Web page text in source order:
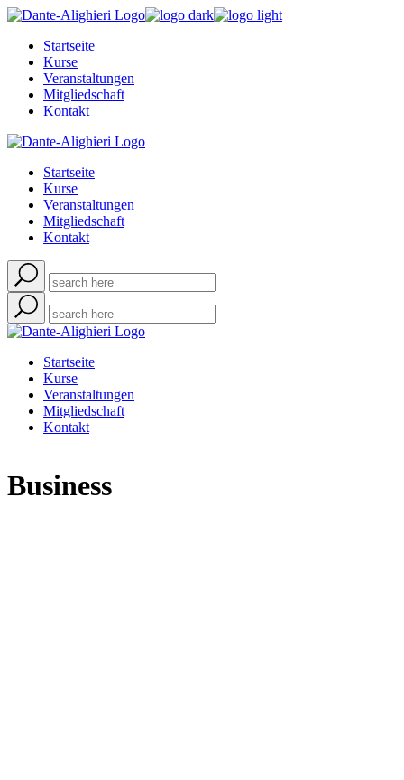
Skip
content
Startseite
Kurse
Veranstaltungen
Mitgliedschaft
Kontakt
Startseite
Kurse
Veranstaltungen
Mitgliedschaft
Kontakt
Startseite
Kurse
Veranstaltungen
Mitgliedschaft
Kontakt
Business